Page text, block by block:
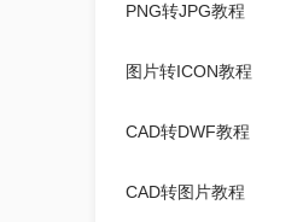
PNG转JPG教程
图片转ICON教程
CAD转DWF教程
CAD转图片教程